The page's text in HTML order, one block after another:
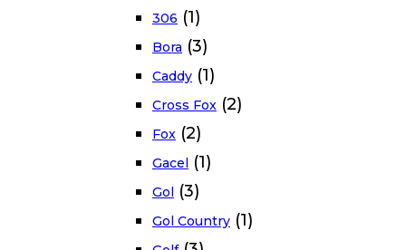
306 (1)
Bora (3)
Caddy (1)
Cross Fox (2)
Fox (2)
Gacel (1)
Gol (3)
Gol Country (1)